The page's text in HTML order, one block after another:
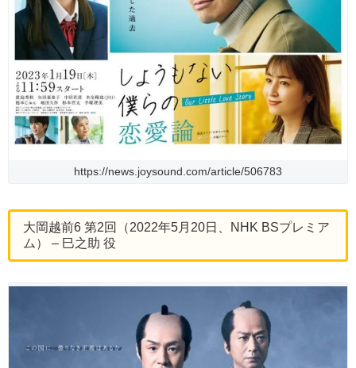
https://news.joysound.com/article/506783
大岡越前6 第2回（2022年5月20日、NHK BSプレミア
ム） – 巳之助 役